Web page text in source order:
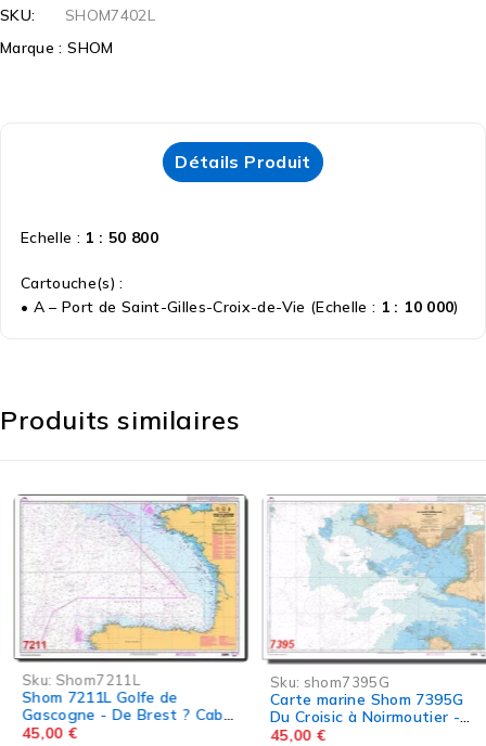
SKU:
SHOM7402L
Marque :SHOM
Détails Produit
Echelle : 1 : 50 800
Cartouche(s) :
• A – Port de Saint-Gilles-Croix-de-Vie (Echelle : 1 : 10 000)
Produits similaires
Sku:Shom7211L
Shom 7211L Golfe de
Gascogne - De Brest ? Cabo
Finisterre
45,00€
Sku:shom7395G
Carte marine Shom 7395G
Du Croisic à Noirmoutier -
Estuaire de la Loire
45,00€